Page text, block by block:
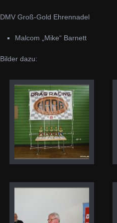
DMV Groß-Gold Ehrennadel
Malcom „Mike“ Barnett
Bilder dazu: